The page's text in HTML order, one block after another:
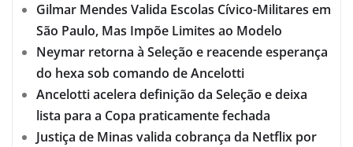
Gilmar Mendes Valida Escolas Cívico-Militares em
São Paulo, Mas Impõe Limites ao Modelo
Neymar retorna à Seleção e reacende esperança
do hexa sob comando de Ancelotti
Ancelotti acelera definição da Seleção e deixa
lista para a Copa praticamente fechada
Justiça de Minas valida cobrança da Netflix por